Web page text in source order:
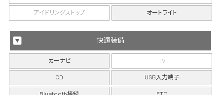
アイドリングストップ オートライト
快適装備
カーナビ TV
CD USB入力端子